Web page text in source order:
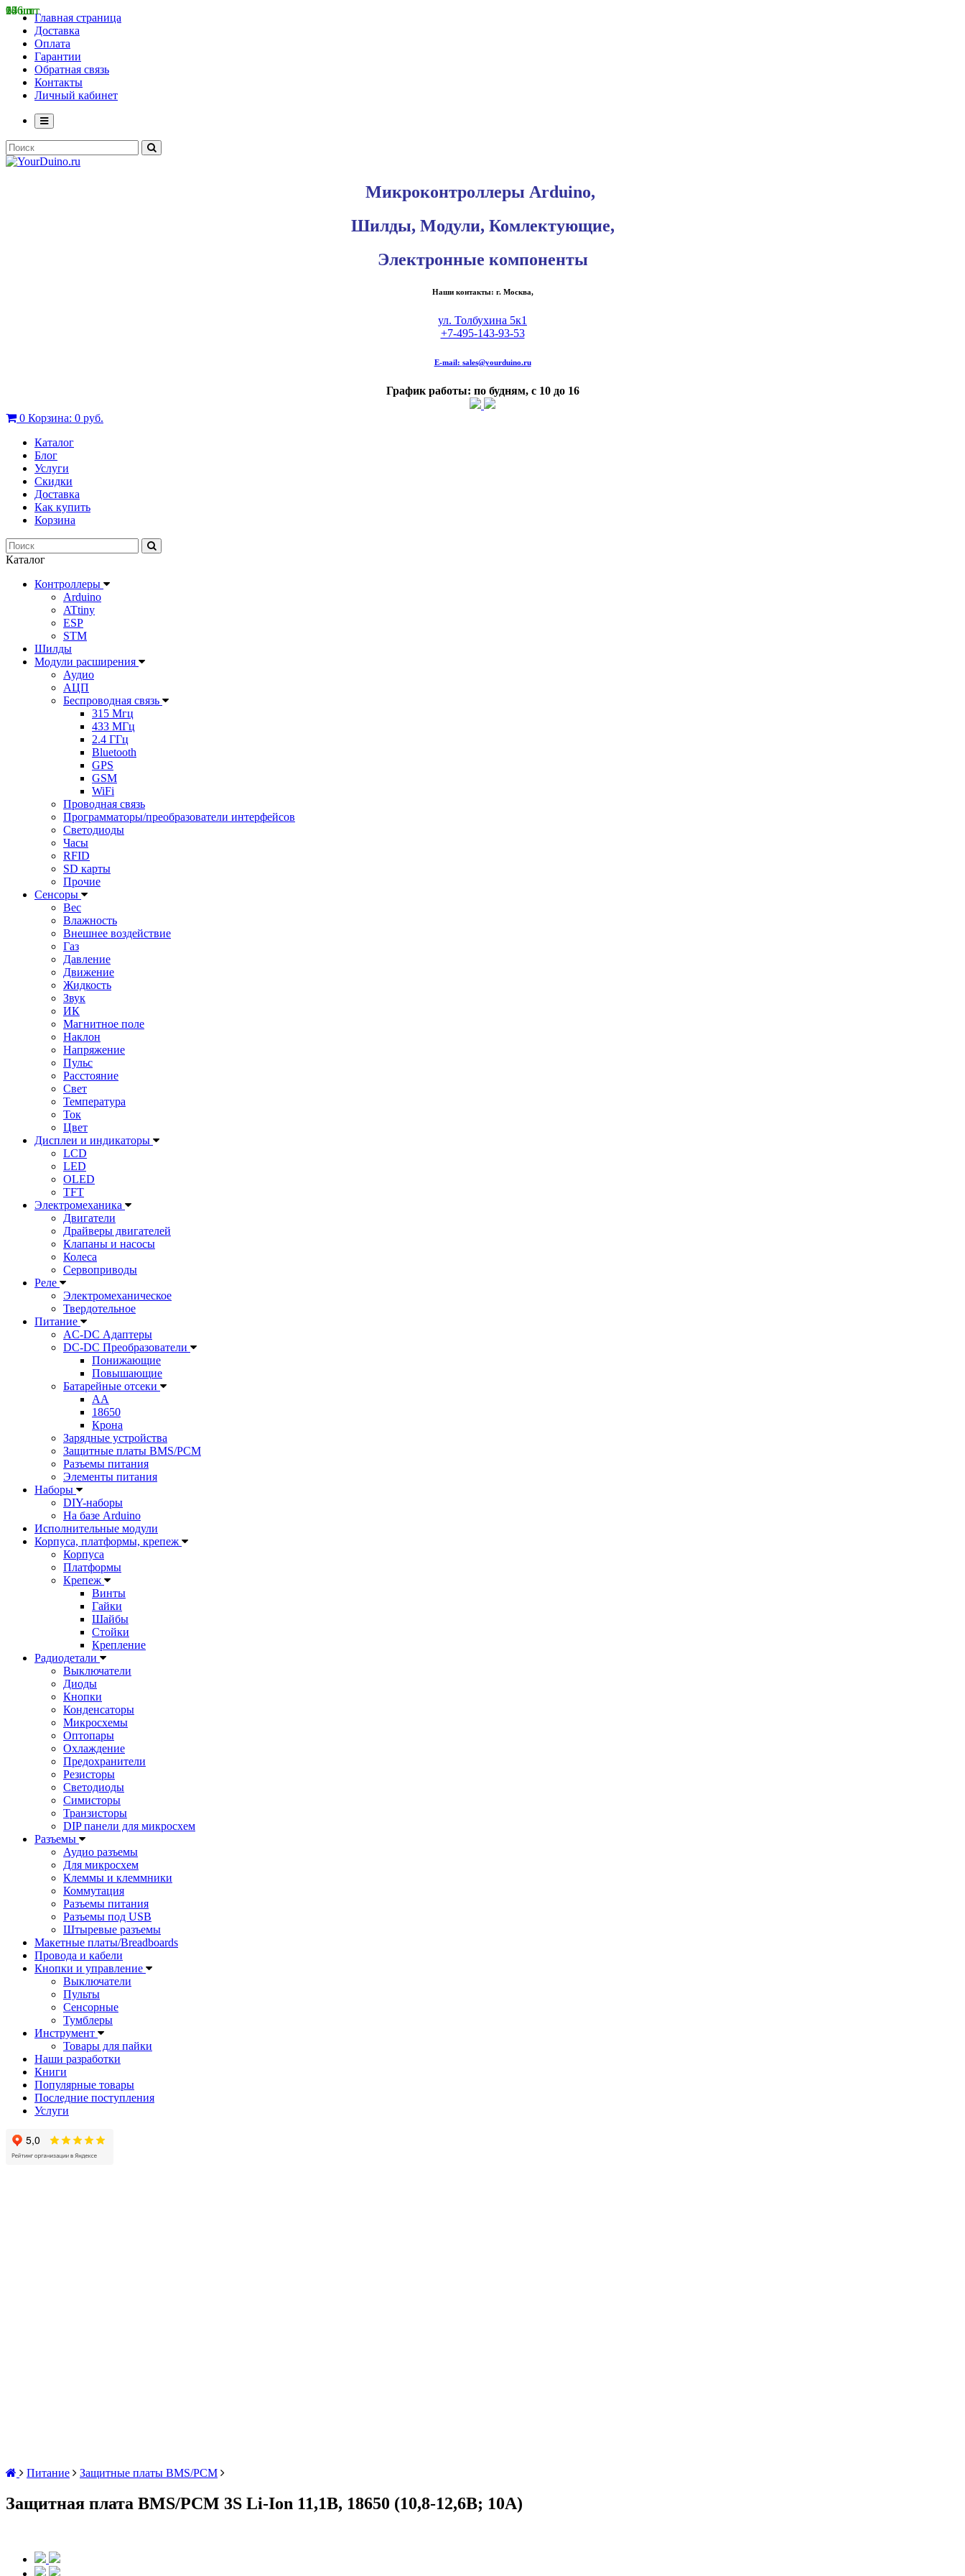
Главная страница
Доставка
Оплата
Гарантии
Обратная связь
Контакты
Личный кабинет
Микроконтроллеры Arduino,
Шилды, Модули, Комлектующие,
Электронные компоненты
Наши контакты: г. Москва,
ул. Толбухина 5к1
+7-495-143-93-53
E-mail: sales@yourduino.ru
График работы: по будням, с 10 до 16
0 Корзина: 0 руб.
Каталог
Блог
Услуги
Скидки
Доставка
Как купить
Корзина
Каталог
Контроллеры
Arduino
ATtiny
ESP
STM
Шилды
Модули расширения
Аудио
АЦП
Беспроводная связь
315 Мгц
433 МГц
2.4 ГГц
Bluetooth
GPS
GSM
WiFi
Проводная связь
Программаторы/преобразователи интерфейсов
Светодиоды
Часы
RFID
SD карты
Прочие
Сенсоры
Вес
Влажность
Внешнее воздействие
Газ
Давление
Движение
Жидкость
Звук
ИК
Магнитное поле
Наклон
Напряжение
Пульс
Расстояние
Свет
Температура
Ток
Цвет
Дисплеи и индикаторы
LCD
LED
OLED
TFT
Электромеханика
Двигатели
Драйверы двигателей
Клапаны и насосы
Колеса
Сервоприводы
Реле
Электромеханическое
Твердотельное
Питание
AC-DC Адаптеры
DC-DC Преобразователи
Понижающие
Повышающие
Батарейные отсеки
AA
18650
Крона
Зарядные устройства
Защитные платы BMS/PCM
Разъемы питания
Элементы питания
Наборы
DIY-наборы
На базе Arduino
Исполнительные модули
Корпуса, платформы, крепеж
Корпуса
Платформы
Крепеж
Винты
Гайки
Шайбы
Стойки
Крепление
Радиодетали
Выключатели
Диоды
Кнопки
Конденсаторы
Микросхемы
Оптопары
Охлаждение
Предохранители
Резисторы
Светодиоды
Симисторы
Транзисторы
DIP панели для микросхем
Разъемы
Аудио разъемы
Для микросхем
Клеммы и клеммники
Коммутация
Разъемы питания
Разъемы под USB
Штыревые разъемы
Макетные платы/Breadboards
Провода и кабели
Кнопки и управление
Выключатели
Пульты
Сенсорные
Тумблеры
Инструмент
Товары для пайки
Наши разработки
Книги
Популярные товары
Последние поступления
Услуги
Питание Защитные платы BMS/PCM
Защитная плата BMS/PCM 3S Li-Ion 11,1В, 18650 (10,8-12,6В; 10A)
93 шт
14 шт
64 шт
176 шт
206 шт